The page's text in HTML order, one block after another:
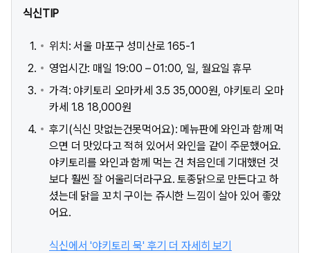
식신TIP
위치: 서울 마포구 성미산로 165-1
영업시간: 매일 19:00 – 01:00, 일, 월요일 휴무
가격: 야키토리 오마카세 3.5 35,000원, 야키토리 오마
카세 1.8 18,000원
후기(식신 맛없는건못먹어요): 메뉴판에 와인과 함께 먹
으면 더 맛있다고 적혀 있어서 와인을 같이 주문했어요.
야키토리를 와인과 함께 먹는 건 처음인데 기대했던 것
보다 훨씬 잘 어울리더라구요. 토종닭으로 만든다고 하
셨는데 닭을 꼬치 구이는 쥬시한 느낌이 살아 있어 좋았
어요.
식신에서 '야키토리 묵' 후기 더 자세히 보기